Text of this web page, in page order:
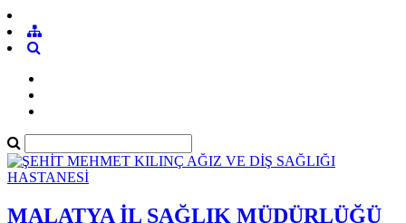
MALATYA İL SAĞLIK MÜDÜRLÜĞÜ